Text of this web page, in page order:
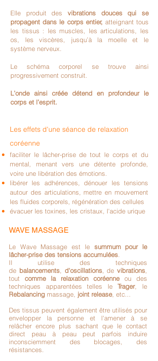
Elle produit des vibrations douces qui se
propagent dans le corps entier, atteignant tous
les tissus : les muscles, les articulations, les
os, les viscères, jusqu’à la moelle et le
système nerveux.
Le schéma corporel se trouve ainsi
progressivement construit.
L’onde ainsi créée détend en profondeur le
corps et l’esprit.
Les effets d'une séance de relaxation
coréenne
faciliter le lâcher-prise de tout le corps et du
mental, menant vers une détente profonde,
voire une libération des émotions.
libérer les adhérences, dénouer les tensions
autour des articulations, mettre en mouvement
les fluides corporels, régénération des cellules
évacuer les toxines, les cristaux, l'acide urique
WAVE MASSAGE
Le Wave Massage est le summum pour le
lâcher-prise des tensions accumulées
Il utilise des techniques
de balancements, d'oscillations, de vibrations
tout comme la relaxation coréenne ou des
techniques apparentées telles leTrager, le
Rebalancing massage, joint release , etc...
Des tissus peuvent également être utilisés pour
envelopper la personne et l'amener à se
relâcher encore plus sachant que le contact
direct peau à peau peut parfois induire
inconsciemment des blocages, des
résistances.